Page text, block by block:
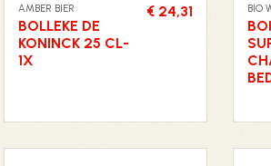
AMBER BIER
BOLLEKE DE
KONINCK 25 CL-
1X
€ 24,31 BIO